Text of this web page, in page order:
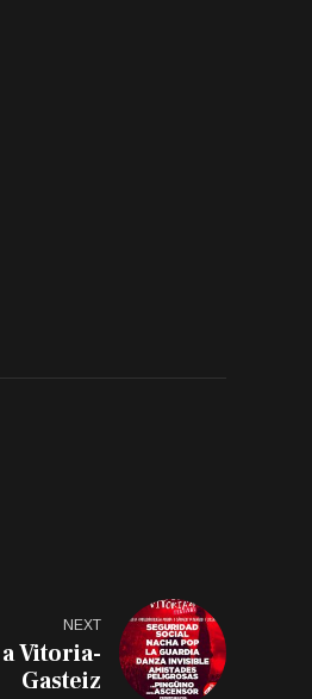
NEXT
Vitoria-
Gasteiz